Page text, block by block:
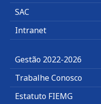
SAC
Intranet
Gestão 2022-2026
Trabalhe Conosco
Estatuto FIEMG